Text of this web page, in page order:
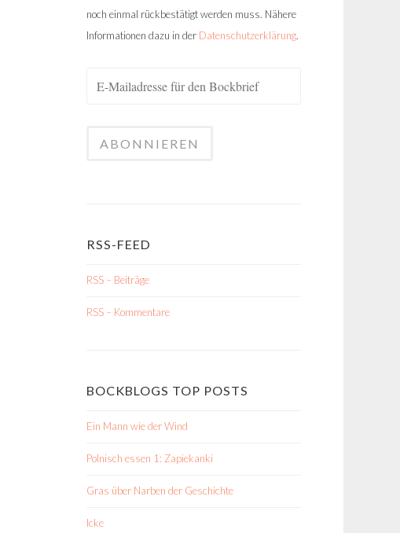
noch einmal rückbestätigt werden muss. Nähere
Informationen dazu in der Datenschutzerklärung.
RSS-FEED
RSS – Beiträge
RSS – Kommentare
BOCKBLOGS TOP POSTS
Ein Mann wie der Wind
Polnisch essen 1: Zapiekanki
Gras über Narben der Geschichte
Icke